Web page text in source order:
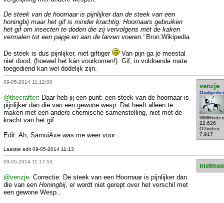
De steek van de hoornaar is pijnlijker dan de steek van een
honingbij maar het gif is minder krachtig. Hoornaars gebruiken
het gif om insecten te doden die zij vervolgens met de kaken
vermalen tot een papje en aan de larven voeren.'Bron:Wikipedia
De steek is dus pijnlijker, niet giftiger
Van pijn ga je meestal
niet dood, (hoewel het kán voorkomen!). Gif, in voldoende mate
toegediend kan wel dodelijk zijn.
09-05-2014 11:12:00
venzje
22.626
OTindex:
7.917
@thecrafter: Daar heb jij een punt: een steek van de hoornaar is
pijnlijker dan die van een gewone wesp. Dat heeft alleen te
maken met een andere chemische samenstelling, niet met de
kracht van het gif.
Edit: Ah, SamuiAxe was me weer voor....
Laatste edit 09-05-2014 11:13
09-05-2014 11:17:53
@venzje: Correctie: De steek van een Hoornaar is pijnlijker dan
die van een Honingbij, er wordt niet gerept over het verschil met
een gewone Wesp..